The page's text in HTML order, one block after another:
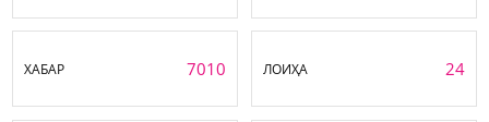
ХАБАР 7010 ЛОИҲА 24